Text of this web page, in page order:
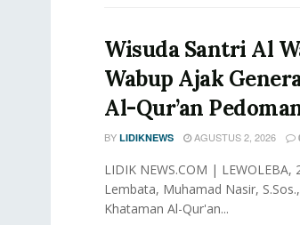
Wisuda Santri Al
Wabup Ajak
Al-Qur’an
BY LIDIKNEWS AGUSTUS 2, 2026
LIDIK NEWS.COM |
Lembata, Muhamad Nasir,
Khataman Al-Qur'an...